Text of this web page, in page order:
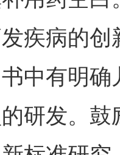
疾病的
书中有明
研发。